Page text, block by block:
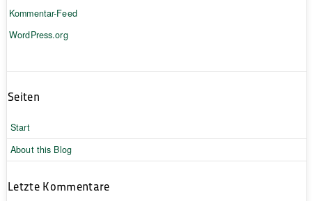
Kommentar-Feed
WordPress.org
Seiten
Start
About this Blog
Letzte Kommentare